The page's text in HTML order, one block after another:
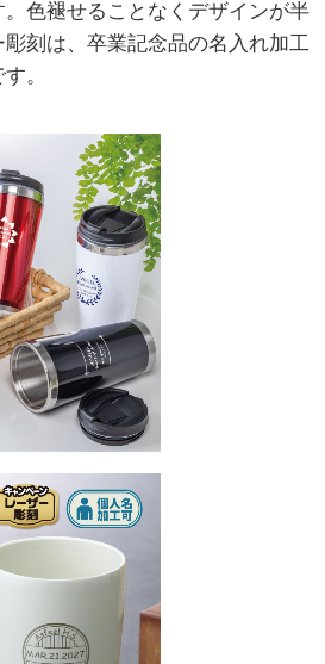
色褪せることなくデザインが半
刻は、卒業記念品の名入れ加工
。